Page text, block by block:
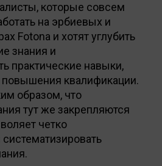
которые совсем
на эрбиевых и
Fotonа и хотят углубить
знания и
практические навыки,
повышения квалификации.
образом, что
тут же закрепляются
четко
систематизировать